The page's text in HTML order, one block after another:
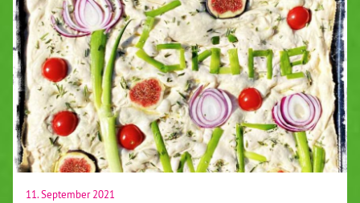
11. September 2021